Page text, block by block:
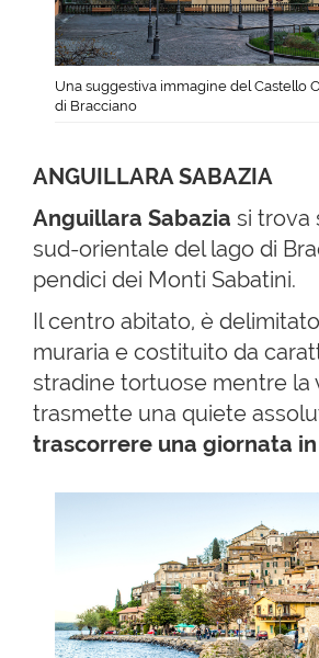
Una suggestiva immagine del Castello
di Bracciano
ANGUILLARA SABAZIA
Anguillara Sabazia si trova
sud-orientale del lago di
pendici dei Monti Sabatini.
Il centro abitato, è
muraria e costituito da
stradine tortuose mentre la
trasmette una quiete
trascorrere una giornata